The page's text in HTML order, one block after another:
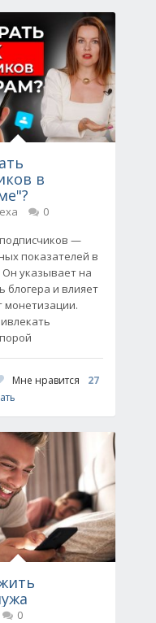
в
0
—
показателей в
указывает на
блогера и влияет
монетизации.
Мне нравится
27
0